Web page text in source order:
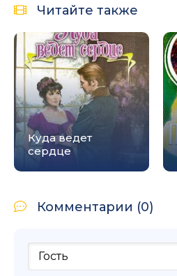
Читайте также
Куда ведет
сердце
Комментарии (0)